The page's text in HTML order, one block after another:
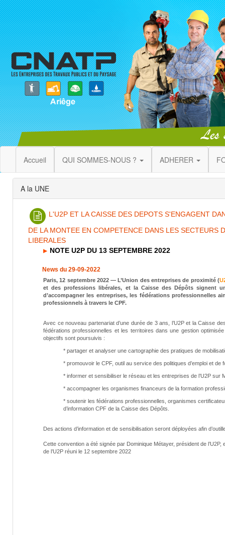
Accueil QUI SOMMES-NOUS ? ADHERER
A la UNE
L'U2P ET LA CAISSE DES DEPOTS S'ENGAGENT
DE LA MONTEE EN COMPETENCE DANS LES SECTEURS
LIBERALES
NOTE U2P DU 13 SEPTEMBRE 2022
News du 29-09-2022
Paris, 12 septembre 2022 — L’Union des entreprises de proximité (
et des professions libérales, et la Caisse des Dépôts signent
d’accompagner les entreprises, les fédérations professionnelles
professionnels à travers le CPF.
Avec ce nouveau partenariat d’une durée de 3 ans, l’U2P et la Caisse
fédérations professionnelles et les territoires dans une gestion
objectifs sont poursuivis :
* partager et analyser une cartographie des pratiques de
* promouvoir le CPF, outil au service des politiques d’emploi et de
* informer et sensibiliser le réseau et les entreprises de l’U2P
* accompagner les organismes financeurs de la formation
* soutenir les fédérations professionnelles, organismes
d’information CPF de la Caisse des Dépôts.
Des actions d’information et de sensibilisation seront déployées afin
Cette convention a été signée par Dominique Métayer, président de
de l’U2P réuni le 12 septembre 2022